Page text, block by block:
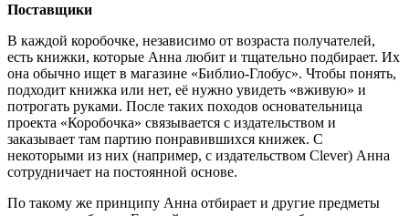
Поставщики
В каждой коробочке, независимо от возраста получателей,
есть книжки, которые Анна любит и тщательно подбирает. Их
она обычно ищет в магазине «Библио-Глобус». Чтобы понять,
подходит книжка или нет, её нужно увидеть «вживую» и
потрогать руками. После таких походов основательница
проекта «Коробочка» связывается с издательством и
заказывает там партию понравившихся книжек. С
некоторыми из них (например, с издательством Clever) Анна
сотрудничает на постоянной основе.
По такому же принципу Анна отбирает и другие предметы